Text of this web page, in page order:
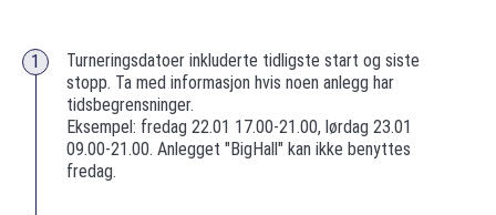
Turneringsdatoer inkluderte tidligste start og siste
stopp. Ta med informasjon hvis noen anlegg har
tidsbegrensninger.
Eksempel: fredag 22.01 17.00-21.00, lørdag 23.01
09.00-21.00. Anlegget "BigHall" kan ikke benyttes
fredag.